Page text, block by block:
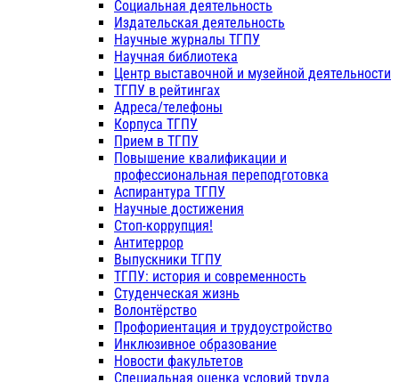
Социальная деятельность
Издательская деятельность
Научные журналы ТГПУ
Научная библиотека
Центр выставочной и музейной деятельности
ТГПУ в рейтингах
Адреса/телефоны
Корпуса ТГПУ
Прием в ТГПУ
Повышение квалификации и
профессиональная переподготовка
Аспирантура ТГПУ
Научные достижения
Стоп-коррупция!
Антитеррор
Выпускники ТГПУ
ТГПУ: история и современность
Студенческая жизнь
Волонтёрство
Профориентация и трудоустройство
Инклюзивное образование
Новости факультетов
Специальная оценка условий труда